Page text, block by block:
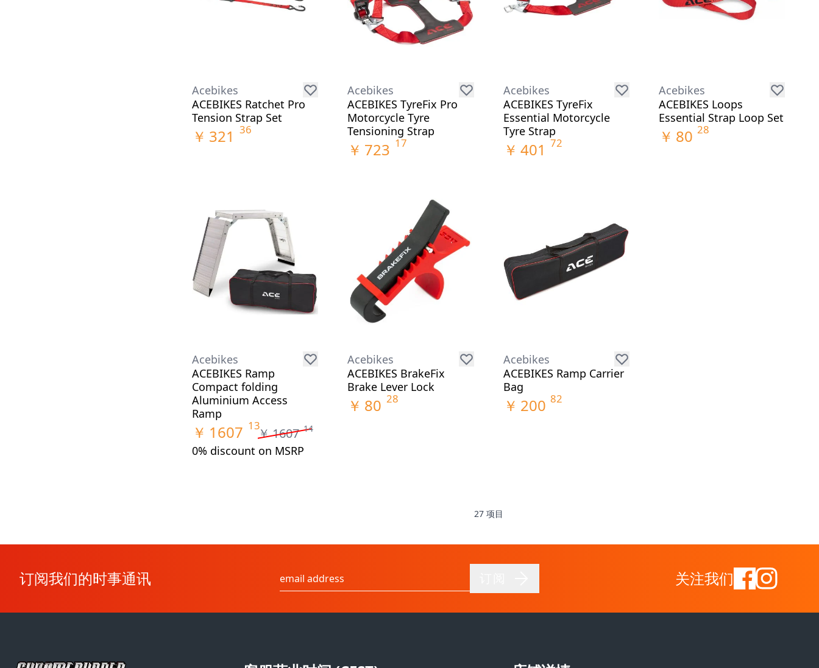
Acebikes
ACEBIKES Ratchet Pro
Tension Strap Set
￥ 321 36
Acebikes
ACEBIKES TyreFix Pro
Motorcycle Tyre
Tensioning Strap
￥ 723 17
Acebikes
ACEBIKES TyreFix
Essential Motorcycle
Tyre Strap
￥ 401 72
Acebikes
ACEBIKES Loops
Essential Strap Loop Set
￥ 80 28
Acebikes
ACEBIKES Ramp
Compact folding
Aluminium Access
Ramp
￥ 1607 13
￥1607 14
0% discount on MSRP
Acebikes
ACEBIKES BrakeFix
Brake Lever Lock
￥ 80 28
Acebikes
ACEBIKES Ramp Carrier
Bag
￥ 200 82
27项目
订阅我们的时事通讯 关注我们